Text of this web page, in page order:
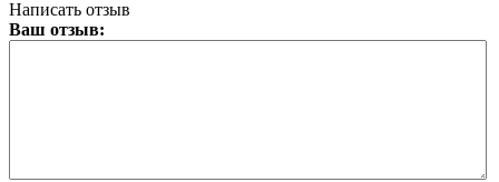
Написать отзыв
Ваш отзыв: